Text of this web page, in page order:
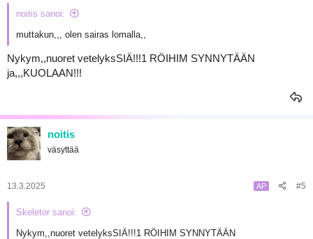
noitis sanoi:
muttakun,,, olen sairas lomalla,,
Nykym,,nuoret vetelyksSIÄ!!!1 RÖIHIM SYNNYTÄÄN
ja,,,KUOLAAN!!!
noitis
väsyttää
13.3.2025 AP #5
Skeletor sanoi:
Nykym,,nuoret vetelyksSIÄ!!!1 RÖIHIM SYNNYTÄÄN